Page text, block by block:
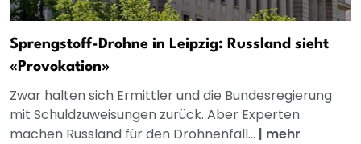
Sprengstoff-Drohne in Leipzig: Russland sieht
«Provokation»
Zwar halten sich Ermittler und die Bundesregierung
mit Schuldzuweisungen zurück. Aber Experten
machen Russland für den Drohnenfall... | mehr